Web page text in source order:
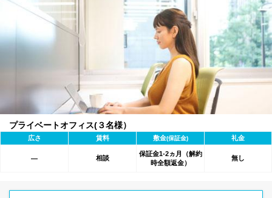
プライベートオフィス(３名様）
広さ 賃料 敷金(保証金) 礼金
― 相談
保証金1-2ヵ月（解約
時全額返金）
無し